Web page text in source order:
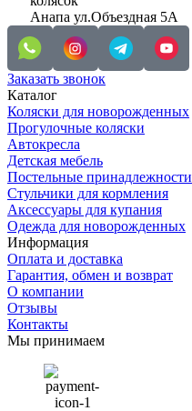
Анапа ул.Объездная 5А
Заказать звонок
Каталог
Коляски для новорожденных
Прогулочные коляски
Автокресла
Детская мебель
Постельные принадлежности
Стульчики для кормления
Аксессуары для купания
Одежда для новорожденных
Информация
Оплата и доставка
Гарантия, обмен и возврат
О компании
Отзывы
Контакты
Мы принимаем